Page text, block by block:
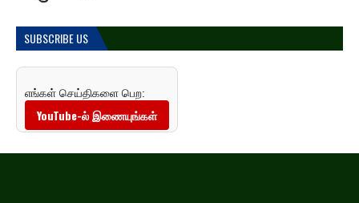
SUBSCRIBE US
எங்கள் செய்திகளை பெற:
YouTube-ல் இணையுங்கள்